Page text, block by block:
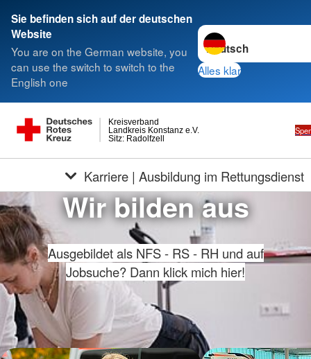
Sie befinden sich auf der deutschen
Website
You are on the German website, you
can use the switch to switch to the
English one
Sprache wechseln zu
Alles klar
Sitz: Radolfzell
Landkreis Konstanz e.V.
Kreisverband
Karriere | Ausbildung im Rettungsdienst
Wir bilden aus
Ausgebildet als NFS - RS - RH und auf
Jobsuche? Dann klick mich hier!